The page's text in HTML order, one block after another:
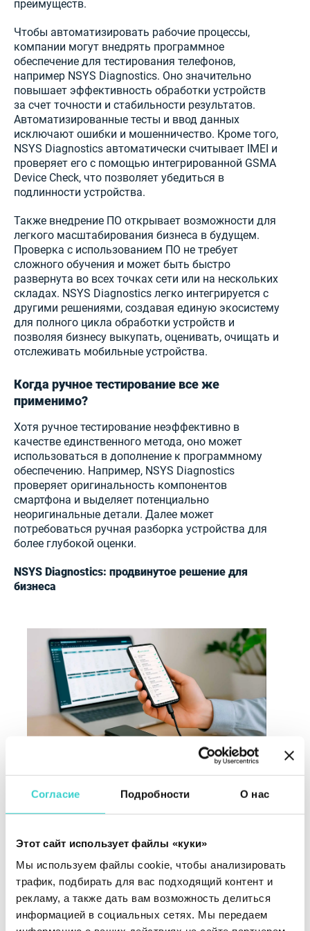
Согласие Подробности О нас
Этот сайт использует файлы «куки»
Мы используем файлы cookie, чтобы анализировать
трафик, подбирать для вас подходящий контент и
рекламу, а также дать вам возможность делиться
информацией в социальных сетях. Мы передаем
преимуществ.
Чтобы автоматизировать рабочие процессы,
компании могут внедрять программное
обеспечение для тестирования телефонов,
например NSYS Diagnostics. Оно значительно
повышает эффективность обработки устройств
за счет точности и стабильности результатов.
Автоматизированные тесты и ввод данных
исключают ошибки и мошенничество. Кроме того,
NSYS Diagnostics автоматически считывает IMEI и
проверяет его с помощью интегрированной GSMA
Device Check, что позволяет убедиться в
подлинности устройства.
Также внедрение ПО открывает возможности для
легкого масштабирования бизнеса в будущем.
Проверка с использованием ПО не требует
сложного обучения и может быть быстро
развернута во всех точках сети или на нескольких
складах. NSYS Diagnostics легко интегрируется с
другими решениями, создавая единую экосистему
для полного цикла обработки устройств и
позволяя бизнесу выкупать, оценивать, очищать и
отслеживать мобильные устройства.
Когда ручное тестирование все же
применимо?
Хотя ручное тестирование неэффективно в
качестве единственного метода, оно может
использоваться в дополнение к программному
обеспечению. Например, NSYS Diagnostics
проверяет оригинальность компонентов
смартфона и выделяет потенциально
неоригинальные детали. Далее может
потребоваться ручная разборка устройства для
более глубокой оценки.
NSYS Diagnostics: продвинутое решение для
бизнеса
NSYS Diagnostics не просто точно проверяет
мобильные устройства: главное — оно
Сертификаты тестирования, выдаваемые NSYS
Diagnostics, повышают ценность устройств, так
как подтверждают их состояние для покупателей.
Кроме того, когда бизнес уверен в правильности
диагностики, он может предлагать более
длительную гарантию, что дает дополнительное